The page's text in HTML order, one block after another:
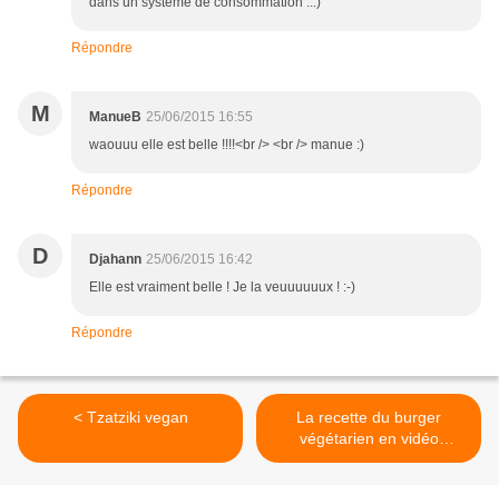
Répondre
M ManueB 25/06/2015 16:55
waouuu elle est belle !!!!<br /> <br /> manue :)
Répondre
D Djahann 25/06/2015 16:42
Elle est vraiment belle ! Je la veuuuuuux ! :-)
Répondre
< Tzatziki vegan
La recette du burger
végétarien en vidéo
{émission 100% Mag du 05